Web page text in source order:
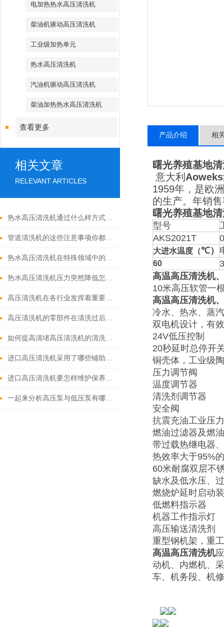
电加热热水高压清洗机
柴油机驱动高压清洗机
工业级加热单元
热水高压清洗机
汽油机驱动高压清洗机
柴油加热热水高压清洗机
查看更多
相关文章
RELEVANT ARTICLES
热水高压清洗机通过什么样方式来实现增压呢
管道清洗机的这些注意事项你都落实到位了吗
热水高压清洗机在特殊领域中的应用
热水高压清洗机压力突然降低怎么回事
高压清洗机在各行业发挥着重要的作用
高压清洗机的零部件在清洗过后还需要注意什么
如何提高清堵高压清洗机的清洗效果？
进口高压清洗机采用了哪些铺助系统
进口高压清洗机要怎样维护保养才算合理呢
一起来分析高压泵与低压泵有哪些不同表现
产品介绍 相
曙光养殖基地
意大利
1959年，是欧
的生产。年销
曙光养殖基地
型号
AKS2021T
大进水温度（℃）
60
高温高压清洗机
10米高压软管一
高温高压清洗机
冷水、热水、蒸
双电机设计，有
24V低压控制
20秒延时总停开
铜壳体，工业级
压力调节阀
温度调节器
清洗剂调节器
安全阀
抗震充油工业压
燃油过滤器及燃
带过载热继电器
热效率大于95%
60米耐腐双层不
缺水及低水压、
燃烧炉延时启动
低燃料指示器
机器工作指示灯
高压输送清洗剂
重型钢机架，重
高温高压清洗机
动机、内燃机、
车、机务段、机